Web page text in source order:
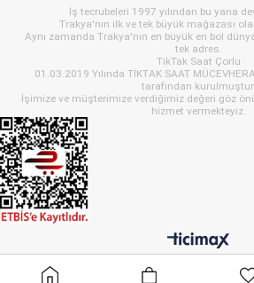
İş tecrubeleri 1997 yılından bu yana
Trakya'nın ilk ve tek büyük mağazası
Aynı zamanda Trakya'nın en büyük en bol
tek adres.
TikTak Saat Çorlu
01.03.2019 Yılında TİKTAK SAAT
tarafından kurulmuştur.
İşimize ve müşterimize verdiğimiz değeri göz
hizmet vermekteyiz.